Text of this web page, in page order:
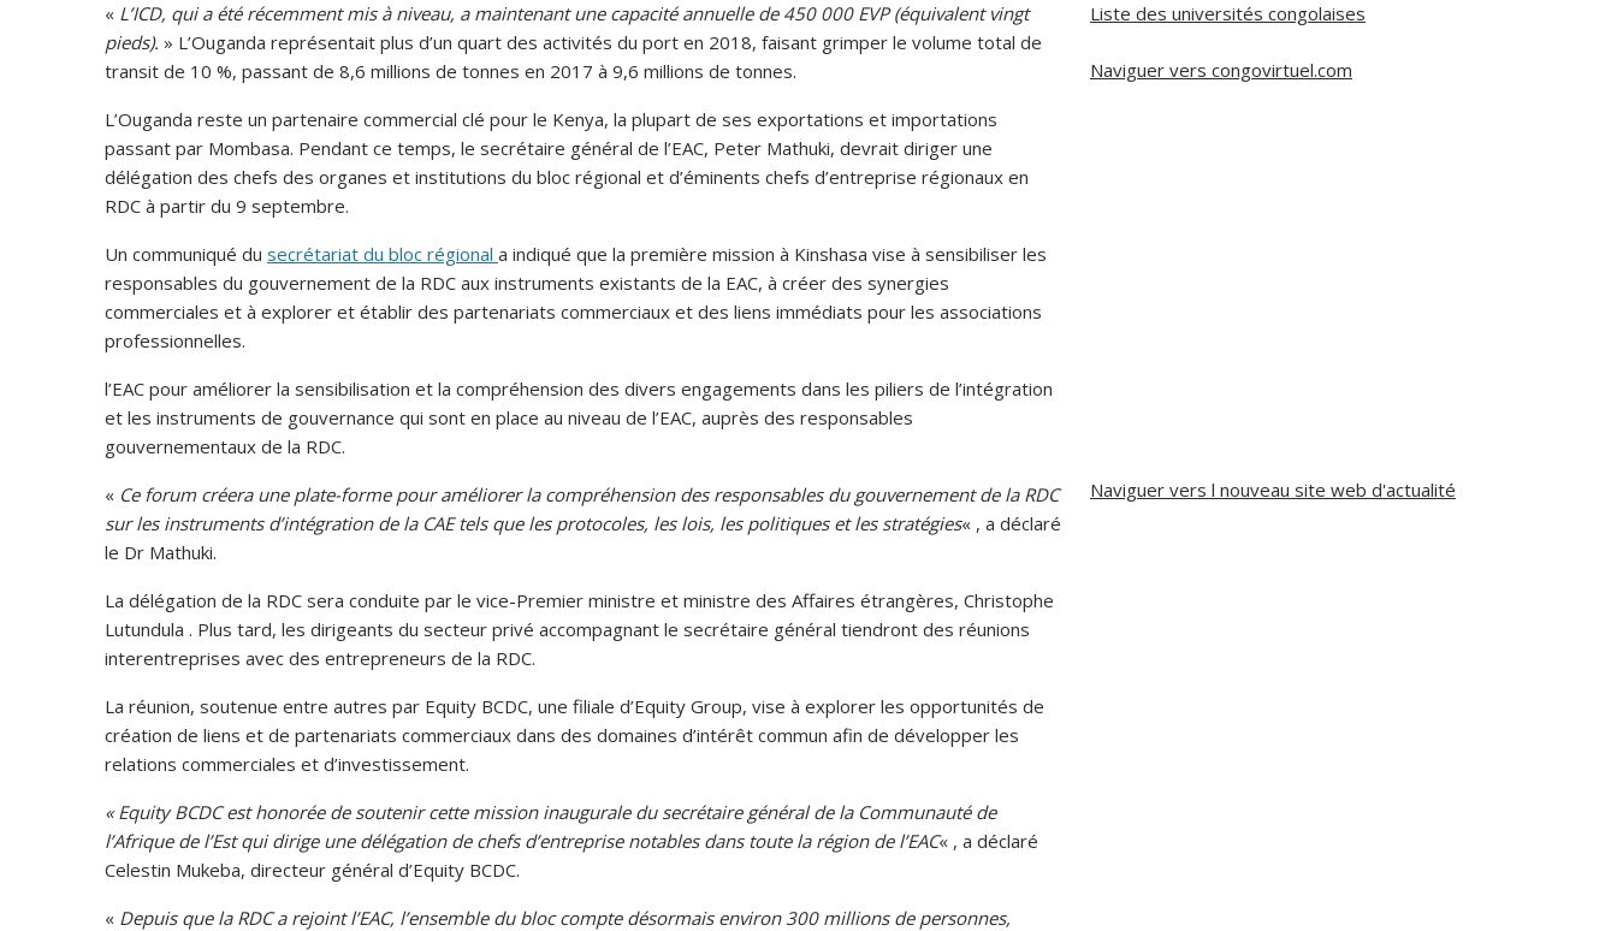
« L’ICD, qui a été récemment mis à niveau, a maintenant une capacité annuelle de 450 000 EVP (équivalent vingt
pieds). » L’Ouganda représentait plus d’un quart des activités du port en 2018, faisant grimper le volume total de
transit de 10 %, passant de 8,6 millions de tonnes en 2017 à 9,6 millions de tonnes.
L’Ouganda reste un partenaire commercial clé pour le Kenya, la plupart de ses exportations et importations
passant par Mombasa. Pendant ce temps, le secrétaire général de l’EAC, Peter Mathuki, devrait diriger une
délégation des chefs des organes et institutions du bloc régional et d’éminents chefs d’entreprise régionaux en
RDC à partir du 9 septembre.
Un communiqué du secrétariat du bloc régional a indiqué que la première mission à Kinshasa vise à sensibiliser les
responsables du gouvernement de la RDC aux instruments existants de la EAC, à créer des synergies
commerciales et à explorer et établir des partenariats commerciaux et des liens immédiats pour les associations
professionnelles.
l’EAC pour améliorer la sensibilisation et la compréhension des divers engagements dans les piliers de l’intégration
et les instruments de gouvernance qui sont en place au niveau de l’EAC, auprès des responsables
gouvernementaux de la RDC.
« Ce forum créera une plate-forme pour améliorer la compréhension des responsables du gouvernement de la RDC
sur les instruments d’intégration de la CAE tels que les protocoles, les lois, les politiques et les stratégies« , a déclaré
le Dr Mathuki.
La délégation de la RDC sera conduite par le vice-Premier ministre et ministre des Affaires étrangères, Christophe
Lutundula . Plus tard, les dirigeants du secteur privé accompagnant le secrétaire général tiendront des réunions
interentreprises avec des entrepreneurs de la RDC.
La réunion, soutenue entre autres par Equity BCDC, une filiale d’Equity Group, vise à explorer les opportunités de
création de liens et de partenariats commerciaux dans des domaines d’intérêt commun afin de développer les
relations commerciales et d’investissement.
« Equity BCDC est honorée de soutenir cette mission inaugurale du secrétaire général de la Communauté de
l’Afrique de l’Est qui dirige une délégation de chefs d’entreprise notables dans toute la région de l’EAC« , a déclaré
Celestin Mukeba, directeur général d’Equity BCDC.
« Depuis que la RDC a rejoint l’EAC, l’ensemble du bloc compte désormais environ 300 millions de personnes,
Liste des universités congolaises
Naviguer vers congovirtuel.com
Naviguer vers l nouveau site web d'actualité